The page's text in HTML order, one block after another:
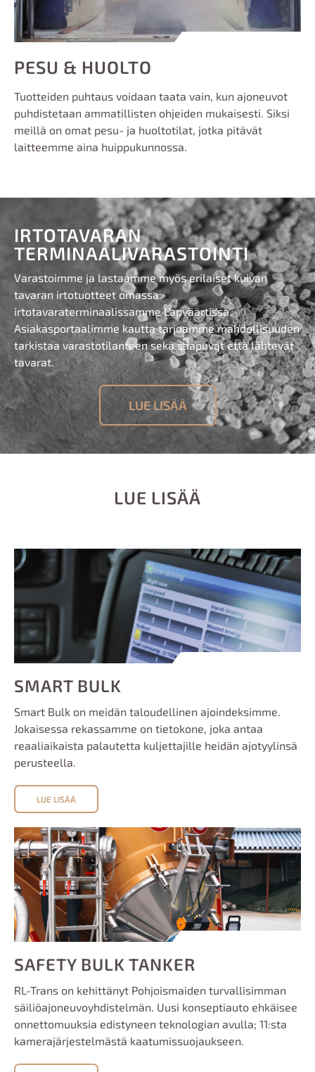
PESU & HUOLTO
Tuotteiden puhtaus voidaan taata vain, kun ajoneuvot
puhdistetaan ammatillisten ohjeiden mukaisesti. Siksi
meillä on omat pesu- ja huoltotilat, jotka pitävät
laitteemme aina huippukunnossa.
IRTOTAVARAN
TERMINAALIVARASTOINTI
Varastoimme ja lastaamme myös erilaiset kuivan
tavaran irtotuotteet omassa
irtotavaraterminaalissamme Lapväärtissä.
Asiakasportaalimme kautta tarjoamme mahdollisuuden
tarkistaa varastotilanteensekä saapuvatettälähtevät
tavarat.
LUE LISÄÄ
LUE LISÄÄ
SMART BULK
Smart Bulk on meidän taloudellinen ajoindeksimme.
Jokaisessa rekassamme on tietokone, joka antaa
reaaliaikaista palautetta kuljettajille heidän ajotyylinsä
perusteella.
LUE LISÄÄ
SAFETY BULK TANKER
RL-Trans on kehittänyt Pohjoismaiden turvallisimman
säiliöajoneuvoyhdistelmän. Uusi konseptiauto ehkäisee
onnettomuuksia edistyneen teknologian avulla; 11:sta
kamerajärjestelmästä kaatumissuojaukseen.